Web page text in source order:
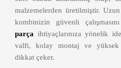
malzemelerden üretilmiştir.
kombinizin güvenli
parça ihtiyaçlarınıza yönelik
valfi, kolay montaj ve yüksek
dikkat çeker.